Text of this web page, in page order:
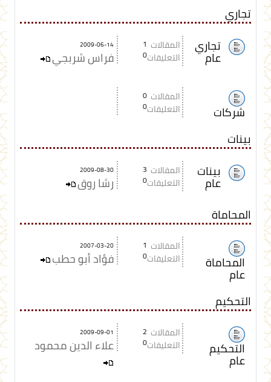
تجاري
2009-06-14
فراس شربجي
1
0
المقالات
التعليقات
تجاري
عام
0
0
المقالات
التعليقات
شركات
بينات
2009-08-30
رشا روق
3
0
المقالات
التعليقات
بينات
عام
المحاماة
2007-03-20
فؤاد أبو حطب
1
0
المقالات
التعليقات
المحاماة
عام
التحكيم
2009-09-01
علاء الدين محمود
2
0
المقالات
التعليقات
التحكيم
عام